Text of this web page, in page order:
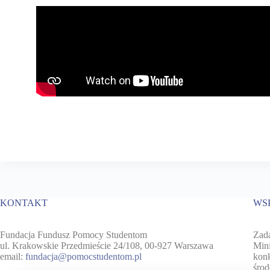
KONTAKT
Fundacja Fundusz Pomocy Studentom
ul. Krakowskie Przedmieście 24/108, 00-927 Warszawa
email: fundacja@pomocstudentom.pl